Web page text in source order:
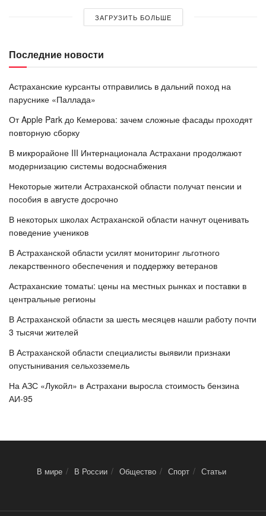
ЗАГРУЗИТЬ БОЛЬШЕ
Последние новости
Астраханские курсанты отправились в дальний поход на
паруснике «Паллада»
От Apple Park до Кемерова: зачем сложные фасады проходят
повторную сборку
В микрорайоне III Интернационала Астрахани продолжают
модернизацию системы водоснабжения
Некоторые жители Астраханской области получат пенсии и
пособия в августе досрочно
В некоторых школах Астраханской области начнут оценивать
поведение учеников
В Астраханской области усилят мониторинг льготного
лекарственного обеспечения и поддержку ветеранов
Астраханские томаты: цены на местных рынках и поставки в
центральные регионы
В Астраханской области за шесть месяцев нашли работу почти
3 тысячи жителей
В Астраханской области специалисты выявили признаки
опустынивания сельхозземель
На АЗС «Лукойл» в Астрахани выросла стоимость бензина
АИ-95
В мире В России Общество Спорт Статьи